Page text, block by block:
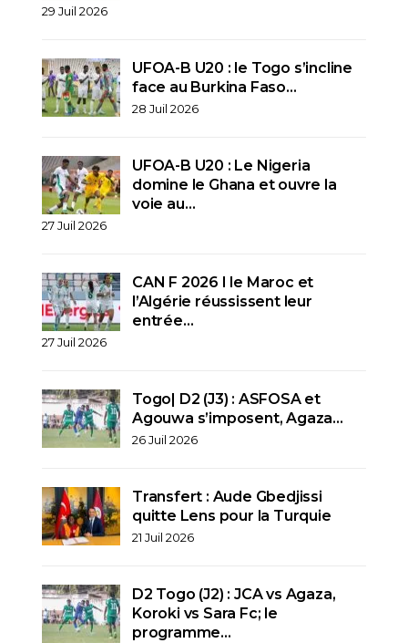
29 Juil 2026
UFOA-B U20 : le Togo s’incline
face au Burkina Faso…
28 Juil 2026
UFOA-B U20 : Le Nigeria
domine le Ghana et ouvre la
voie au…
27 Juil 2026
CAN F 2026 I le Maroc et
l’Algérie réussissent leur
entrée…
27 Juil 2026
Togo| D2 (J3) : ASFOSA et
Agouwa s’imposent, Agaza…
26 Juil 2026
Transfert : Aude Gbedjissi
quitte Lens pour la Turquie
21 Juil 2026
D2 Togo (J2) : JCA vs Agaza,
Koroki vs Sara Fc; le
programme…